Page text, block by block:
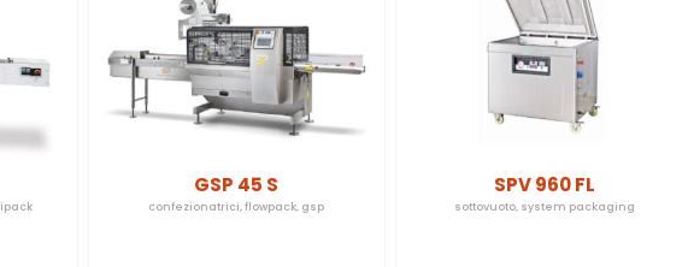
GSP 45 S
confezionatrici,flowpack, gsp
SPV 960 FL
sottovuoto, system packaging